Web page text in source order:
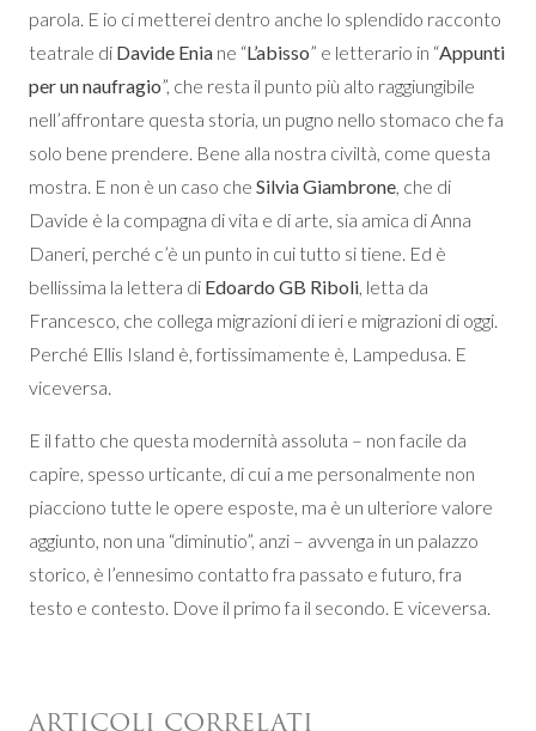
parola. E io ci metterei dentro anche lo splendido racconto
teatrale di Davide Enia ne “L’abisso” e letterario in “Appunti
per un naufragio”, che resta il punto più alto raggiungibile
nell’affrontare questa storia, un pugno nello stomaco che fa
solo bene prendere. Bene alla nostra civiltà, come questa
mostra. E non è un caso che Silvia Giambrone , che di
Davide è la compagna di vita e di arte, sia amica di Anna
Daneri, perché c’è un punto in cui tutto si tiene. Ed è
bellissima la lettera di Edoardo GB Riboli , letta da
Francesco, che collega migrazioni di ieri e migrazioni di oggi.
Perché Ellis Island è, fortissimamente è, Lampedusa. E
viceversa.
E il fatto che questa modernità assoluta – non facile da
capire, spesso urticante, di cui a me personalmente non
piacciono tutte le opere esposte, ma è un ulteriore valore
aggiunto, non una “diminutio”, anzi – avvenga in un palazzo
storico, è l’ennesimo contatto fra passato e futuro, fra
testo e contesto. Dove il primo fa il secondo. E viceversa.
ARTICOLI CORRELATI